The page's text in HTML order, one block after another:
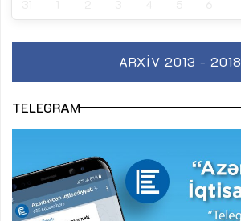
ARXIV 2013 - 2018
TELEGRAM